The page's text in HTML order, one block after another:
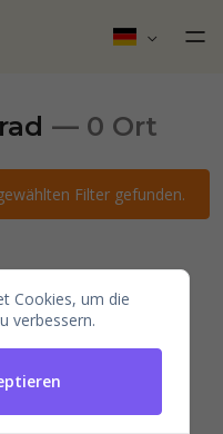
— 0 Ort
Filter gefunden.
Sie
Cookies, um die
verbessern.